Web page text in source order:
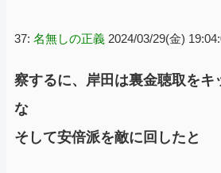
37: 名無しの正義 2024/03/29(金)
察するに、岸田は裏金聴取をキ
な
そして安倍派を敵に回したと